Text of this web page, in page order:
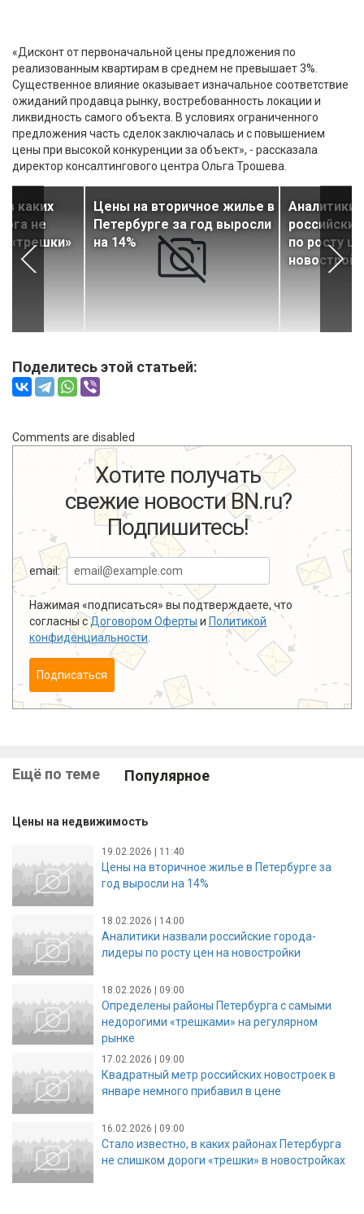
«Дисконт от первоначальной цены предложения по
реализованным квартирам в среднем не превышает 3%.
Существенное влияние оказывает изначальное соответствие
ожиданий продавца рынку, востребованность локации и
ликвидность самого объекта. В условиях ограниченного
предложения часть сделок заключалась и с повышением
цены при высокой конкуренции за объект», - рассказала
директор консалтингового центра Ольга Трошева.
в каких
не
«трешки»
Цены на вторичное жилье в
Петербурге за год выросли
на 14%
Аналитики
по росту
Поделитесь этой статьей:
Comments are disabled
Хотите получать
свежие новости BN.ru?
Подпишитесь!
email:
Нажимая «подписаться» вы подтверждаете, что
согласны сДоговором Оферты и Политикой
конфиденциальности
Подписаться
Ещё по теме Популярное
Цены на недвижимость
19.02.2026 | 11:40
Цены на вторичное жилье в Петербурге за
год выросли на 14%
18.02.2026 | 14:00
Аналитики назвали российские города-
лидеры по росту цен на новостройки
18.02.2026 | 09:00
Определены районы Петербурга с самыми
недорогими «трешками» на регулярном
рынке
17.02.2026 | 09:00
Квадратный метр российских новостроек в
январе немного прибавил в цене
16.02.2026 | 09:00
Стало известно, в каких районах Петербурга
не слишком дороги «трешки» в новостройках